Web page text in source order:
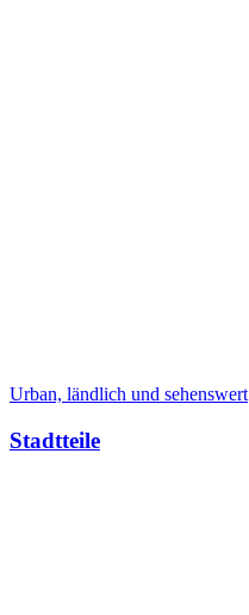
Urban, ländlich und sehenswert
Stadtteile